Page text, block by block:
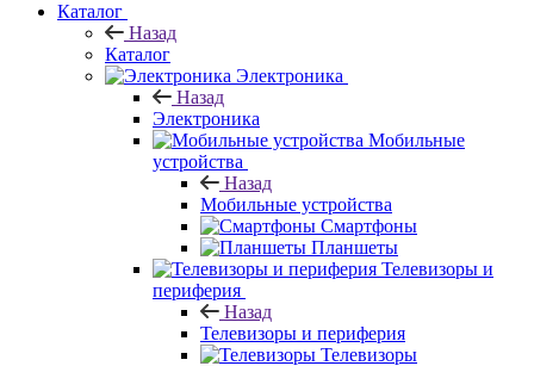
Каталог
Назад
Каталог
Электроника
Назад
Электроника
Мобильные
устройства
Назад
Мобильные устройства
Смартфоны
Планшеты
Телевизоры и
периферия
Назад
Телевизоры и периферия
Телевизоры